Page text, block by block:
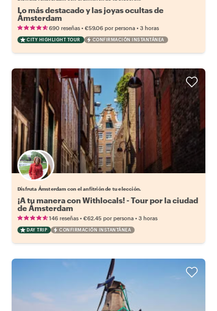
Lo más destacado y las joyas ocultas de
Ámsterdam
690 reseñas • €59.06 por persona • 3 horas
CITY HIGHLIGHT TOUR CONFIRMACIÓN INSTANTÁNEA
Elige tu local favorito
Disfruta Ámsterdam con el anfitrión de tu elección.
¡A tu manera con Withlocals! - Tour por la ciudad
de Ámsterdam
146 reseñas • €62.45 por persona • 3 horas
DAY TRIP CONFIRMACIÓN INSTANTÁNEA